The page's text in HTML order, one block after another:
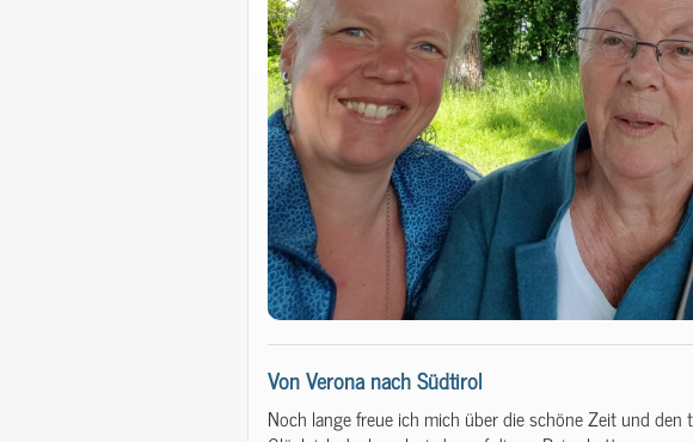
Von Verona nach Südtirol
Noch lange freue ich mich über die schöne Zeit und den